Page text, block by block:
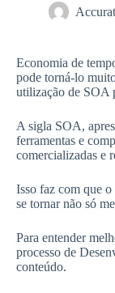
Economia de
pode torná-lo
utilização de SOA
A sigla SOA,
ferramentas e
comercializadas e
Isso faz com que
se tornar não só
Para entender
processo de
conteúdo.